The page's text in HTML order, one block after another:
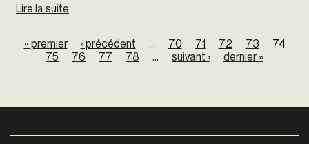
Lire la suite
Pages
« premier ‹ précédent … 70 71 72 73
74
75
76 77 78 … suivant › dernier »